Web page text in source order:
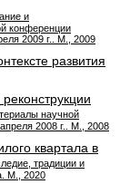
и
конференции
2009 г.. М., 2009
развития
научной
2008 г.. М., 2008
квартала в
традиции и
М., 2020